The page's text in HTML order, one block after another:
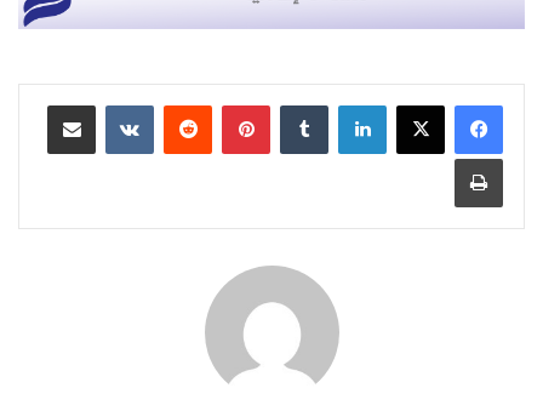
لينكدإن بينتيريست مشاركة عبر البريد
طباعة